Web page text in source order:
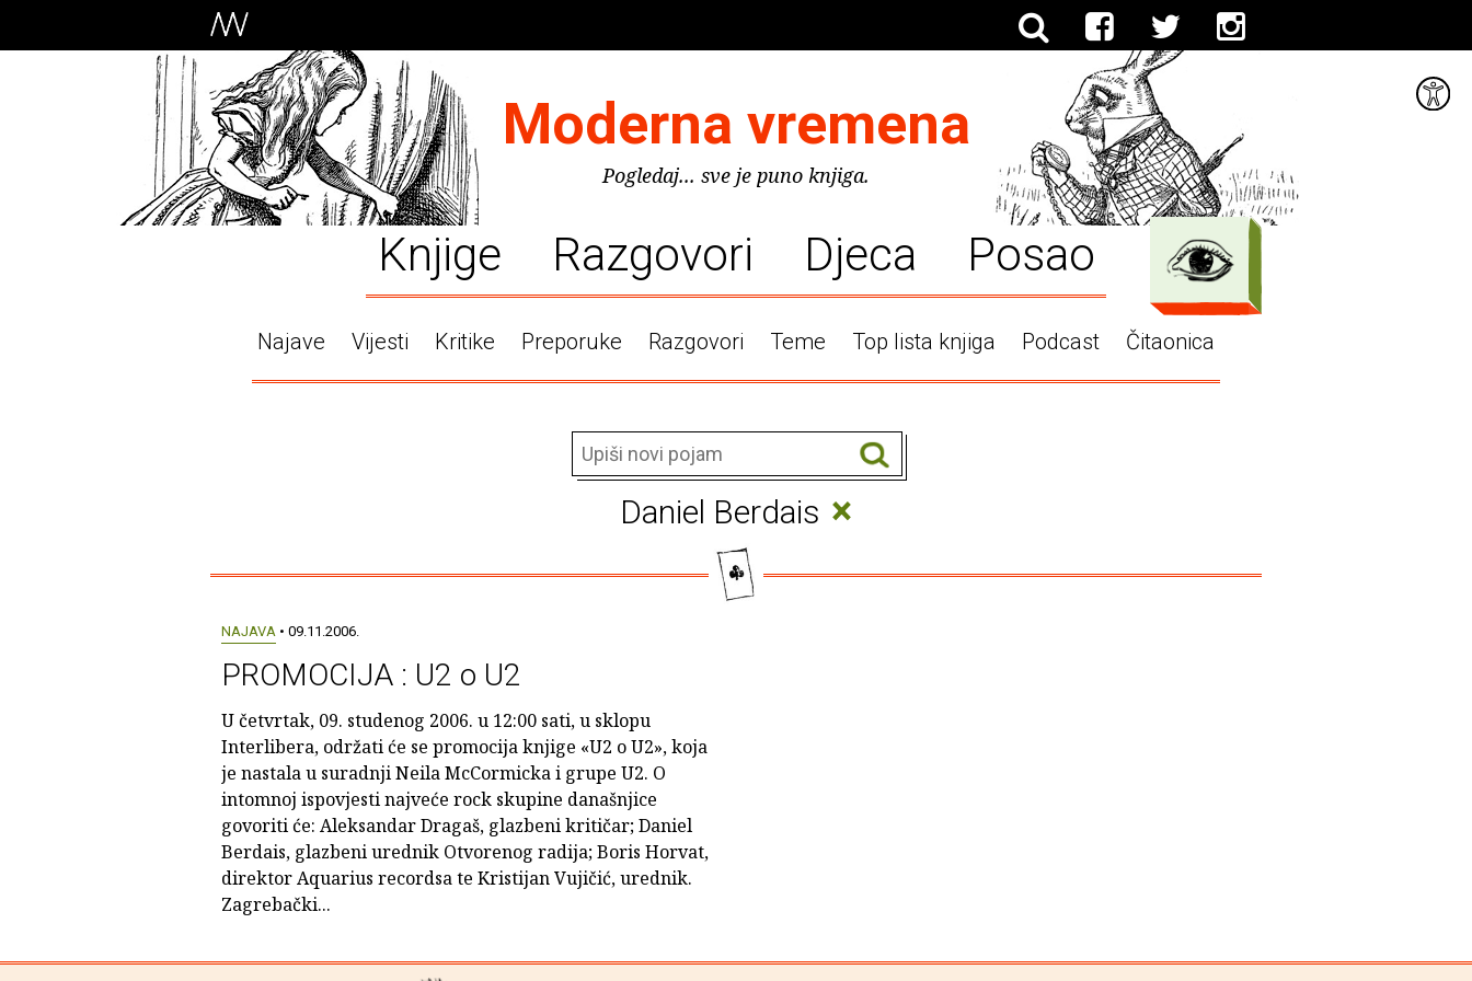
Moderna vremena
Pogledaj... sve je puno knjiga.
Knjige Razgovori Djeca Posao
Najave Vijesti Kritike Preporuke Razgovori Teme Top lista knjiga Podcast Čitaonica
Daniel Berdais ×
NAJAVA• 09.11.2006.
PROMOCIJA : U2 o U2
U četvrtak, 09. studenog 2006. u 12:00 sati, u sklopu
Interlibera, održati će se promocija knjige «U2 o U2», koja
je nastala u suradnji Neila McCormicka i grupe U2. O
intomnoj ispovjesti najveće rock skupine današnjice
govoriti će: Aleksandar Dragaš, glazbeni kritičar; Daniel
Berdais, glazbeni urednik Otvorenog radija; Boris Horvat,
direktor Aquarius recordsa te Kristijan Vujičić, urednik.
Zagrebački...